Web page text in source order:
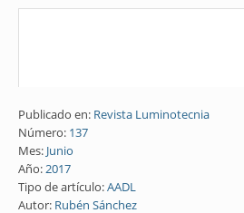
Publicado en: Revista Luminotecnia
Número: 137
Mes: Junio
Año:2017
Tipo de artículo:AADL
Autor: Rubén Sánchez